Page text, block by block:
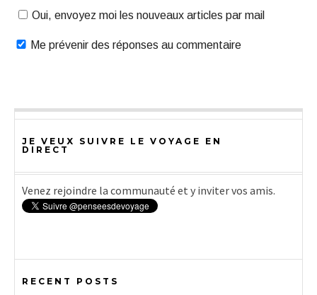
Oui, envoyez moi les nouveaux articles par mail
Me prévenir des réponses au commentaire
JE VEUX SUIVRE LE VOYAGE EN
DIRECT
Venez rejoindre la communauté et y inviter vos amis.
RECENT POSTS